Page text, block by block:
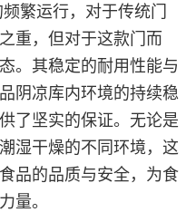
繁运行，对于传统门
重，但对于这款门而
。其稳定的耐用性能与
阴凉库内环境的持续稳
了坚实的保证。无论是
湿干燥的不同环境，这
品的品质与安全，为食
量。